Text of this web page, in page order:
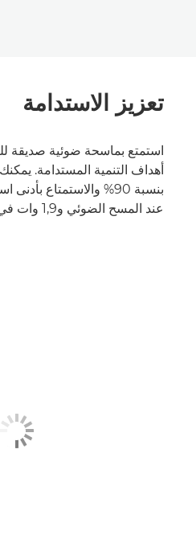
تعزيز الاستدامة
استمتع بماسحة ضوئية صديقة
أهداف التنمية المستدامة.
عند المسح الضوئي و1,9 وات في أثناء وضع السكون).